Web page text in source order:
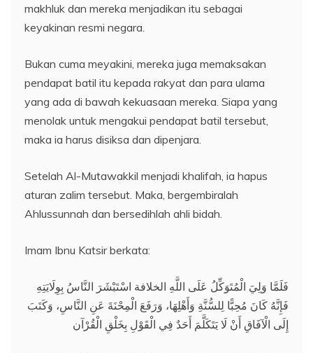
makhluk dan mereka menjadikan itu sebagai
keyakinan resmi negara.
Bukan cuma meyakini, mereka juga memaksakan
pendapat batil itu kepada rakyat dan para ulama
yang ada di bawah kekuasaan mereka. Siapa yang
menolak untuk mengakui pendapat batil tersebut,
maka ia harus disiksa dan dipenjara.
Setelah Al-Mutawakkil menjadi khalifah, ia hapus
aturan zalim tersebut. Maka, bergembiralah
Ahlussunnah dan bersedihlah ahli bidah.
Imam Ibnu Katsir berkata:
فَلَمَّا وَلِيَ الْمُتَوَكِّلُ عَلَى اللَّهِ الخلافة اسْتَبْشَرَ النَّاسُ بِوِلَايَتِهِ
فَإِنَّهُ كَانَ مُحِبًّا لِلسُّنَّةِ وَأَهْلِهَا، وَرَفَعَ الْمِحْنَةَ عَنِ النَّاسِ، وَكَتَبَ
إِلَى الْآفَاقِ أَنْ لَا يَتَكَلَّمَ أَحَدٌ فِي الْقَوْلِ بِخَلْقِ الْقُرْآن